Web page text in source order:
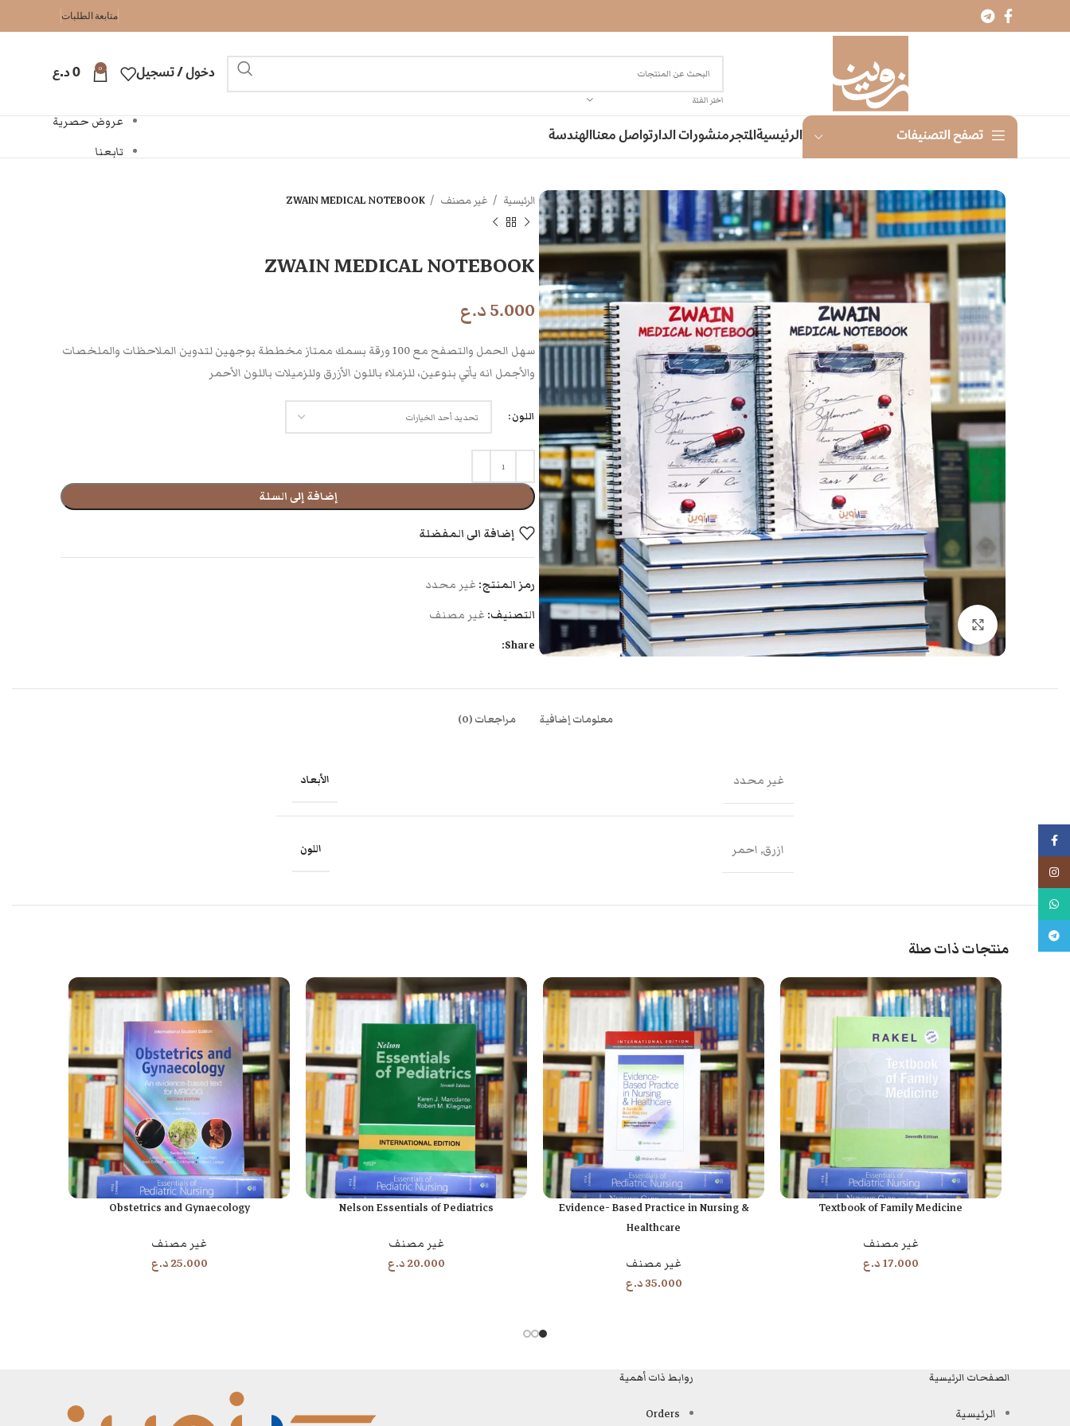
متابعة الطلبات
اختر الفئة
دخول / تسجيل 0
0د.ع
تصفح التصنيفات الرئيسيةالمتجرمنشورات الدارتواصل معناالهندسة
عروض حصرية
تابعنا
اضغط للتكبير
الرئيسية غير مصنف ZWAIN MEDICAL NOTEBOOK
ZWAIN MEDICAL NOTEBOOK
5.000د.ع
سهل الحمل والتصفح مع 100 ورقة بسمك ممتاز مخططة بوجهين لتدوين الملاحظات والملخصات
والأجمل انه يأتي بنوعين، للزملاء باللون الأزرق وللزميلات باللون الأحمر
اللون
إضافة إلى السلة
إضافة الى المفضلة
رمز المنتج: غير محدد
التصنيف: غير مصنف
Share:
معلومات إضافية مراجعات (0)
الأبعاد غير محدد
اللون ازرق, احمر
منتجات ذات صلة
إضافة إلى السلةTextbook of Family Medicine
غير مصنف
17.000د.ع
إضافة إلى السلة
Evidence- Based Practice in Nursing &
Healthcare
غير مصنف
35.000د.ع
إضافة إلى السلةNelson Essentials of Pediatrics
غير مصنف
20.000د.ع
إضافة إلى السلةObstetrics and Gynaecology
غير مصنف
25.000د.ع
الصفحات الرئيسية
الرئيسية
روابط ذات أهمية
Orders
واتس اب